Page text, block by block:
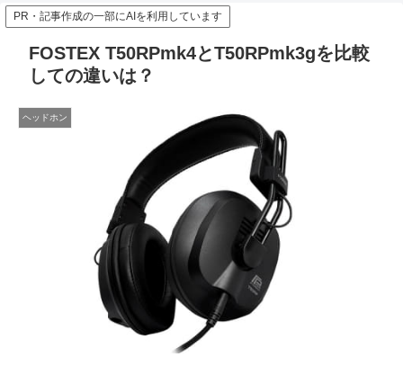
PR・記事作成の一部にAIを利用しています
FOSTEX T50RPmk4とT50RPmk3gを比較
しての違いは？
ヘッドホン